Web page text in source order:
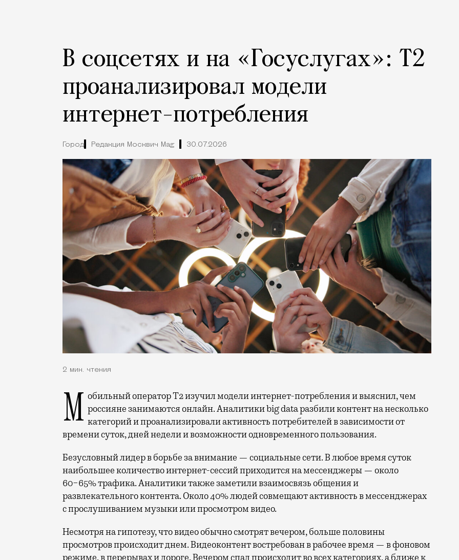
В соцсетях и на «Госуслугах»: Т2
проанализировал модели
интернет-потребления
Город Редакция Москвич Mag 30.07.2026
2 мин. чтения
Мобильный оператор Т2 изучил модели интернет-потребления и выяснил, чем россияне занимаются онлайн. Аналитики big data разбили контент на несколько
категорий и проанализировали активность потребителей в зависимости от
времени суток, дней недели и возможности одновременного пользования.
Безусловный лидер в борьбе за внимание — социальные сети. В любое время суток
наибольшее количество интернет-сессий приходится на мессенджеры — около
60−65% трафика. Аналитики также заметили взаимосвязь общения и
развлекательного контента. Около 40% людей совмещают активность в мессенджерах
с прослушиванием музыки или просмотром видео.
Несмотря на гипотезу, что видео обычно смотрят вечером, больше половины
просмотров происходит днем. Видеоконтент востребован в рабочее время — в фоновом
режиме, в перерывах и дороге. Вечером спад происходит во всех категориях, а ближе к